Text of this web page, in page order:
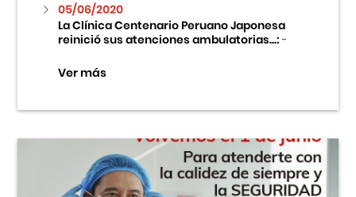
Fondo Editorial
Teatro Peruano Japonés
05/06/2020
La Clínica Centenario Peruano Japonesa
reinició sus atenciones ambulatorias...:-
Ver más